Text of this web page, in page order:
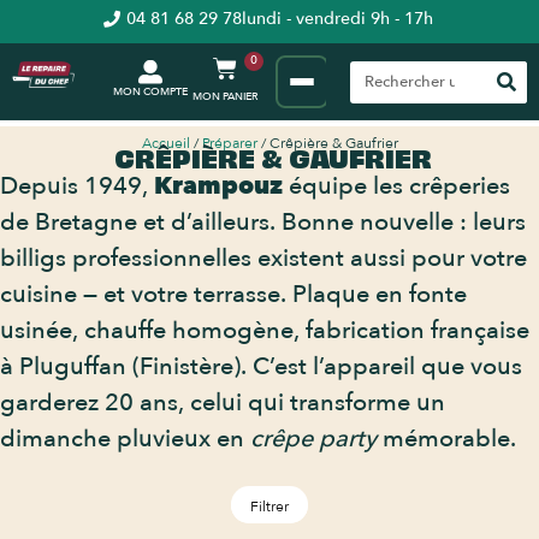
04 81 68 29 78lundi - vendredi 9h - 17h
MON COMPTE
0
Accueil /Préparer/ Crêpière & Gaufrier
CRÊPIÈRE & GAUFRIER
Depuis 1949, Krampouz équipe les crêperies
de Bretagne et d’ailleurs. Bonne nouvelle : leurs
billigs professionnelles existent aussi pour votre
cuisine — et votre terrasse. Plaque en fonte
usinée, chauffe homogène, fabrication française
à Pluguffan (Finistère). C’est l’appareil que vous
garderez 20 ans, celui qui transforme un
dimanche pluvieux en crêpe partymémorable.
Filtrer